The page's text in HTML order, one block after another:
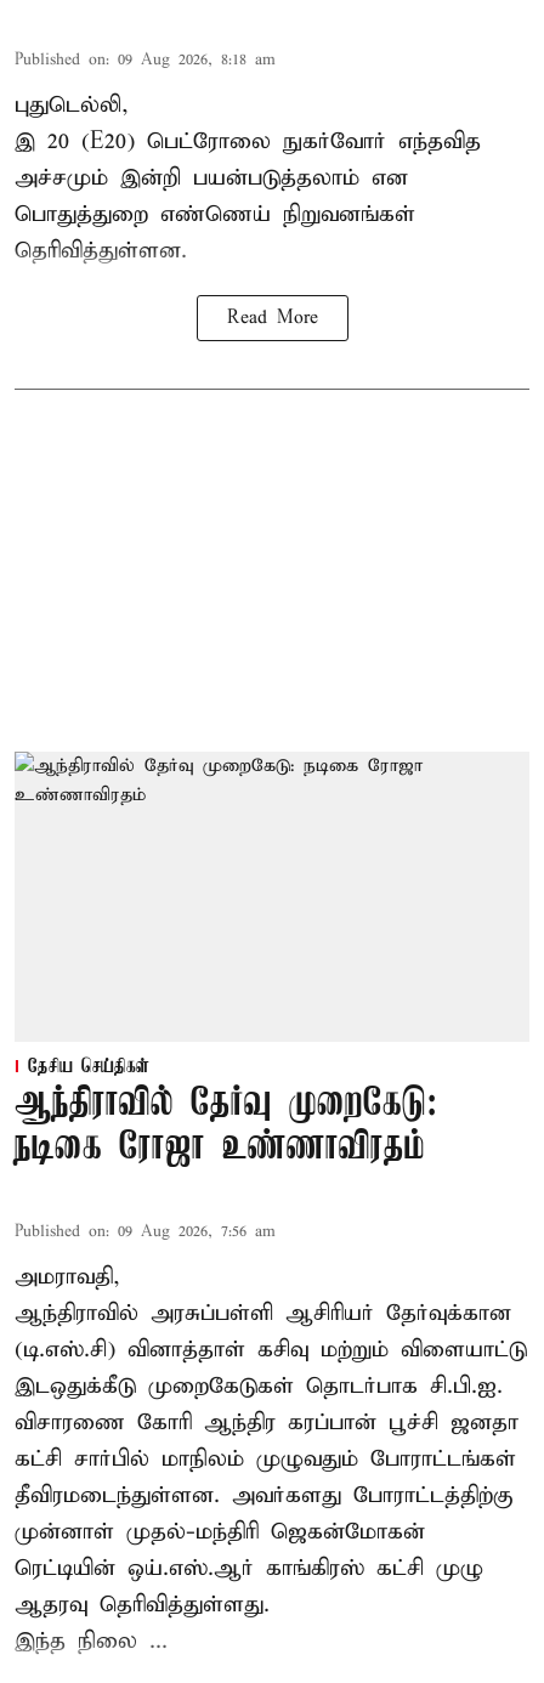
Published on: 09 Aug 2026, 8:18 am
புதுடெல்லி,
இ 20 (E20) பெட்ரோலை நுகர்வோர் எந்தவித
அச்சமும் இன்றி பயன்படுத்தலாம் என
பொதுத்துறை எண்ணெய் நிறுவனங்கள்
தெரிவித்துள்ளன.
Read More
தேசிய செய்திகள்
ஆந்திராவில் தேர்வு முறைகேடு:
நடிகை ரோஜா உண்ணாவிரதம்
Published on: 09 Aug 2026, 7:56 am
அமராவதி,
ஆந்திராவில் அரசுப்பள்ளி ஆசிரியர் தேர்வுக்கான
(டி.எஸ்.சி) வினாத்தாள் கசிவு மற்றும் விளையாட்டு
இடஒதுக்கீடு முறைகேடுகள் தொடர்பாக சி.பி.ஐ.
விசாரணை கோரி ஆந்திர கரப்பான் பூச்சி ஜனதா
கட்சி சார்பில் மாநிலம் முழுவதும் போராட்டங்கள்
தீவிரமடைந்துள்ளன. அவர்களது போராட்டத்திற்கு
முன்னாள் முதல்-மந்திரி ஜெகன்மோகன்
ரெட்டியின் ஒய்.எஸ்.ஆர் காங்கிரஸ் கட்சி முழு
ஆதரவு தெரிவித்துள்ளது.
இந்த நிலை ...